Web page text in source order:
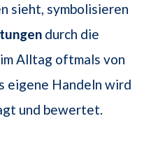
sieht, symbolisieren
durch die
Alltag oftmals von
eigene Handeln wird
und bewertet.